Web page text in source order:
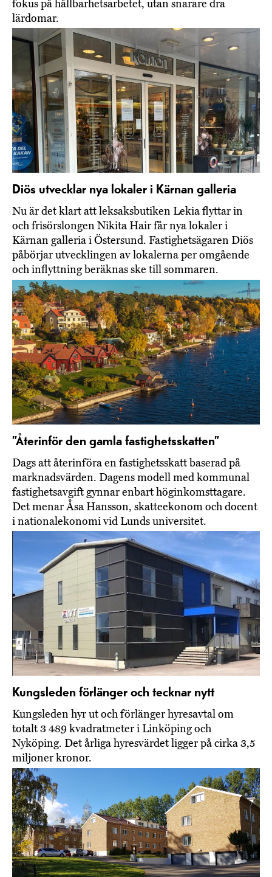
fokus på hållbarhetsarbetet, utan snarare dra
lärdomar.
Diös utvecklar nya lokaler i Kärnan galleria
Nu är det klart att leksaksbutiken Lekia flyttar in
och frisörslongen Nikita Hair får nya lokaler i
Kärnan galleria i Östersund. Fastighetsägaren Diös
påbörjar utvecklingen av lokalerna per omgående
och inflyttning beräknas ske till sommaren.
”Återinför den gamla fastighetsskatten”
Dags att återinföra en fastighetsskatt baserad på
marknadsvärden. Dagens modell med kommunal
fastighetsavgift gynnar enbart höginkomsttagare.
Det menar Åsa Hansson, skatteekonom och docent
i nationalekonomi vid Lunds universitet.
Kungsleden förlänger och tecknar nytt
Kungsleden hyr ut och förlänger hyresavtal om
totalt 3 489 kvadratmeter i Linköping och
Nyköping. Det årliga hyresvärdet ligger på cirka 3,5
miljoner kronor.